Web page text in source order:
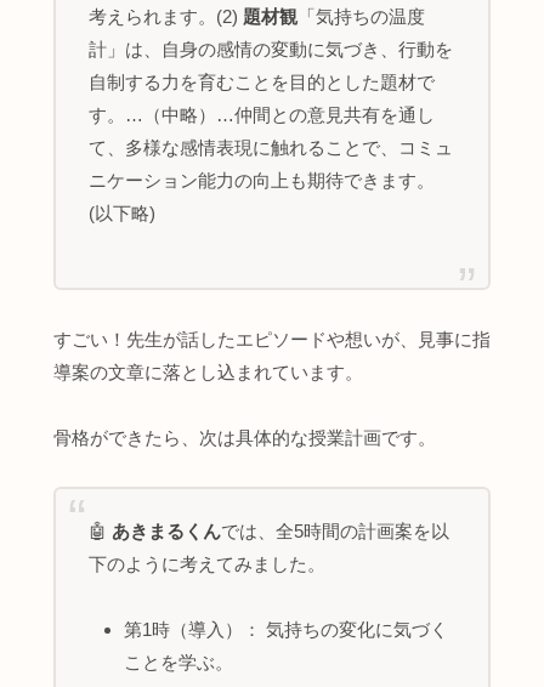
考えられます。(2) 題材観 「気持ちの温度
計」は、自身の感情の変動に気づき、行動を
自制する力を育むことを目的とした題材で
す。…（中略）…仲間との意見共有を通し
て、多様な感情表現に触れることで、コミュ
ニケーション能力の向上も期待できます。
(以下略)
すごい！先生が話したエピソードや想いが、見事に指
導案の文章に落とし込まれています。
骨格ができたら、次は具体的な授業計画です。
🤖 あきまるくんでは、全5時間の計画案を以
下のように考えてみました。
第1時（導入）： 気持ちの変化に気づく
ことを学ぶ。